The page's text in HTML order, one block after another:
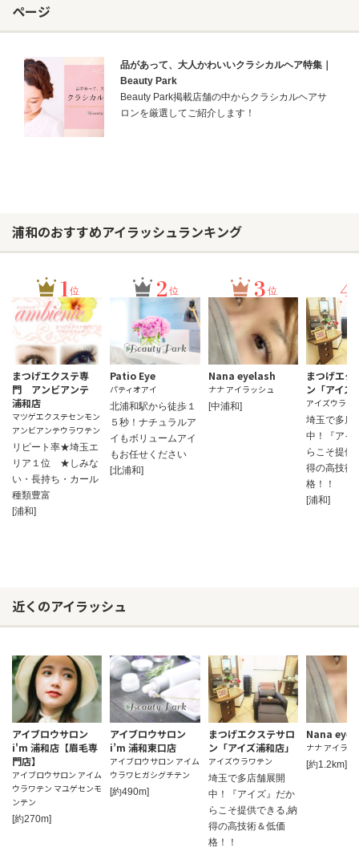
ページ
品があって、大人かわいいクラシカルヘア特集｜
Beauty Park
Beauty Park掲載店舗の中からクラシカルヘアサ
ロンを厳選してご紹介します！
浦和のおすすめアイラッシュランキング
1位
まつげエクステ専
門 アンビアンテ
浦和店
マツゲエクステセンモン
アンビアンテウラワテン
リピート率★埼玉エ
リア１位 ★しみな
い・長持ち・カール
種類豊富
[浦和]
2 位
Patio Eye
パティオアイ
北浦和駅から徒歩１
５秒！ナチュラルア
イもボリュームアイ
もお任せください
[北浦和]
3 位
Nana eyelash
ナナ アイラッシュ
[中浦和]
4
まつげエク
ン「アイズ
アイズウラワ
埼玉で多店
中！『アイ
らこそ提供
得の高技術
格！！
[浦和]
近くのアイラッシュ
アイブロウサロン
i'm 浦和店【眉毛専
門店】
アイブロウサロン アイム
ウラワテン マユゲセンモ
ンテン
[約270m]
アイブロウサロン
i’m 浦和東口店
アイブロウサロン アイム
ウラワヒガシグチテン
[約490m]
まつげエクステサロ
ン「アイズ浦和店」
アイズウラワテン
埼玉で多店舗展開
中！『アイズ』だか
らこそ提供できる,納
得の高技術＆低価
格！！
Nana
ナナ アイラッ
[約1.2km]